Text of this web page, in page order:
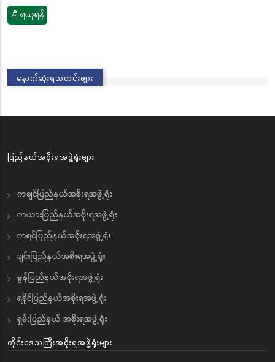
ရယူရန်
နောက်ဆုံးရသတင်းများ
ပြည်နယ်အစိုးရအဖွဲ့ရုံးများ
ကချင်ပြည်နယ်အစိုးရအဖွဲ့ရုံး
ကယားပြည်နယ်အစိုးရအဖွဲ့ရုံး
ကရင်ပြည်နယ်အစိုးရအဖွဲ့ရုံး
ချင်းပြည်နယ်အစိုးရအဖွဲ့ရုံး
မွန်ပြည်နယ်အစိုးရအဖွဲ့ရုံး
ရခိုင်ပြည်နယ်အစိုးရအဖွဲ့ရုံး
ရှမ်းပြည်နယ် အစိုးရအဖွဲ့ရုံး
တိုင်းဒေသကြီးအစိုးရအဖွဲ့ရုံးများ